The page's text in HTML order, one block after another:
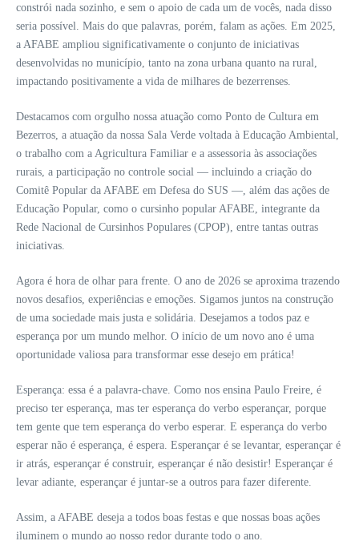
constrói nada sozinho, e sem o apoio de cada um de vocês, nada disso
seria possível. Mais do que palavras, porém, falam as ações. Em 2025,
a AFABE ampliou significativamente o conjunto de iniciativas
desenvolvidas no município, tanto na zona urbana quanto na rural,
impactando positivamente a vida de milhares de bezerrenses.
Destacamos com orgulho nossa atuação como Ponto de Cultura em
Bezerros, a atuação da nossa Sala Verde voltada à Educação Ambiental,
o trabalho com a Agricultura Familiar e a assessoria às associações
rurais, a participação no controle social — incluindo a criação do
Comitê Popular da AFABE em Defesa do SUS —, além das ações de
Educação Popular, como o cursinho popular AFABE, integrante da
Rede Nacional de Cursinhos Populares (CPOP), entre tantas outras
iniciativas.
Agora é hora de olhar para frente. O ano de 2026 se aproxima trazendo
novos desafios, experiências e emoções. Sigamos juntos na construção
de uma sociedade mais justa e solidária. Desejamos a todos paz e
esperança por um mundo melhor. O início de um novo ano é uma
oportunidade valiosa para transformar esse desejo em prática!
Esperança: essa é a palavra-chave. Como nos ensina Paulo Freire, é
preciso ter esperança, mas ter esperança do verbo esperançar, porque
tem gente que tem esperança do verbo esperar. E esperança do verbo
esperar não é esperança, é espera. Esperançar é se levantar, esperançar é
ir atrás, esperançar é construir, esperançar é não desistir! Esperançar é
levar adiante, esperançar é juntar-se a outros para fazer diferente.
Assim, a AFABE deseja a todos boas festas e que nossas boas ações
iluminem o mundo ao nosso redor durante todo o ano.